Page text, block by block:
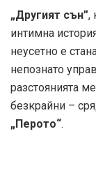
„Другият сън”,
интимна
неусетно е
непознато
разстоянията
безкрайни –
„Перото“.